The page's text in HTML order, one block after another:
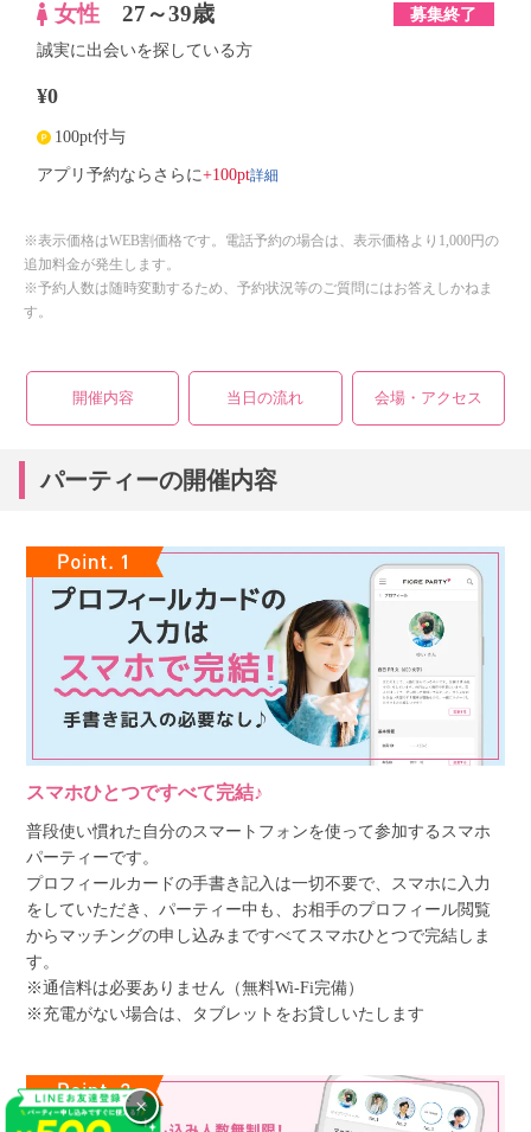
女性 27～39歳 募集終了
誠実に出会いを探している方
¥0
100pt付与
アプリ予約ならさらに+100pt詳細
※表示価格はWEB割価格です。電話予約の場合は、表示価格より1,000円の
追加料金が発生します。
※予約人数は随時変動するため、予約状況等のご質問にはお答えしかねま
す。
開催内容 当日の流れ 会場・アクセス
パーティーの開催内容
スマホひとつですべて完結♪
普段使い慣れた自分のスマートフォンを使って参加するスマホ
パーティーです。
プロフィールカードの手書き記入は一切不要で、スマホに入力
をしていただき、パーティー中も、お相手のプロフィール閲覧
からマッチングの申し込みまですべてスマホひとつで完結しま
す。
※通信料は必要ありません（無料Wi-Fi完備）
※充電がない場合は、タブレットをお貸しいたします
×